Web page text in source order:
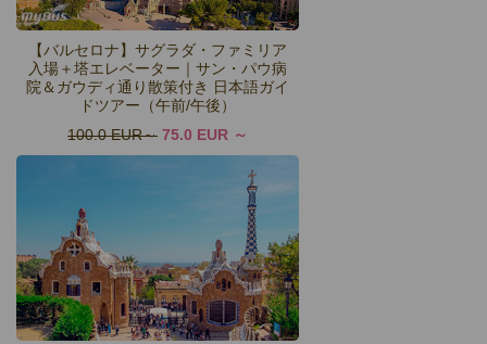
【バルセロナ】サグラダ・ファミリア
入場＋塔エレベーター｜サン・パウ病
院＆ガウディ通り散策付き 日本語ガイ
ドツアー（午前/午後）
100.0 EUR
75.0 EUR